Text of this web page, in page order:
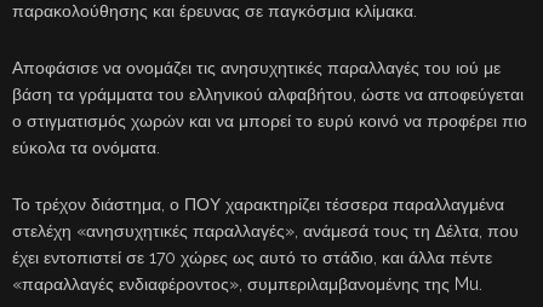
παρακολούθησης και έρευνας σε παγκόσμια κλίμακα.
Αποφάσισε να ονομάζει τις ανησυχητικές παραλλαγές του ιού με
βάση τα γράμματα του ελληνικού αλφαβήτου, ώστε να αποφεύγεται
ο στιγματισμός χωρών και να μπορεί το ευρύ κοινό να προφέρει πιο
εύκολα τα ονόματα.
Το τρέχον διάστημα, ο ΠΟΥ χαρακτηρίζει τέσσερα παραλλαγμένα
στελέχη «ανησυχητικές παραλλαγές», ανάμεσά τους τη Δέλτα, που
έχει εντοπιστεί σε 170 χώρες ως αυτό το στάδιο, και άλλα πέντε
«παραλλαγές ενδιαφέροντος», συμπεριλαμβανομένης της Mu.